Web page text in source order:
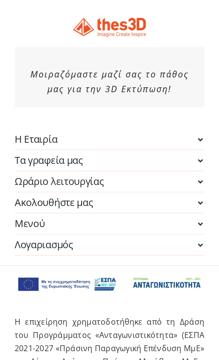
Μοιραζόμαστε μαζί σας το πάθος
μας για την 3D Εκτύπωση!
Η Εταιρία
Τα γραφεία μας
Ωράριο λειτουργίας
Ακολουθήστε μας
Μενού
Λογαριασμός
Η επιχείρηση χρηματοδοτήθηκε από τη Δράση
του Προγράμματος «Ανταγωνιστικότητα» (ΕΣΠΑ
2021-2027 «Πράσινη Παραγωγική Επένδυση ΜμΕ»